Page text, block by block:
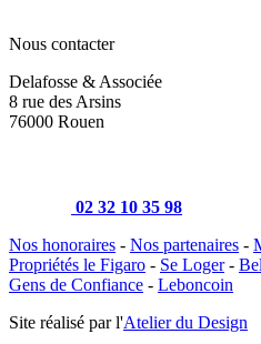
Nous contacter
Delafosse & Associée
8 rue des Arsins
76000 Rouen
02 32 10 35 98
Nos honoraires - Nos partenaires -
Propriétés le Figaro - Se Loger-
Gens de Confiance - Leboncoin
Site réalisé par l'Atelier du Design